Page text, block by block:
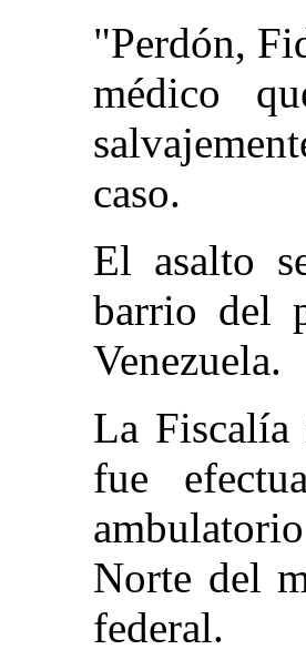
"Perdón,
médico
caso.
El asalto
barrio del
Venezuela.
La Fiscalía
fue
Norte del
federal.